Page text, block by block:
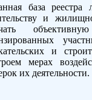
база реестра
и
и
мерах
их деятельности.